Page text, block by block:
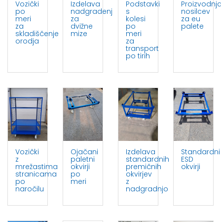
Vozički
po
meri
za
skladiščenje
orodja
Izdelava
nadgradenj
za
dvižne
mize
Podstavki
s
kolesi
po
meri
za
transport
po tirih
nosilcev
za eu
palete
Vozički
z
mrežastima
stranicama
po
naročilu
Ojačani
paletni
okvirji
po
meri
Izdelava
standardnih
premičnih
okvirjev
z
nadgradnjo
Standardni
ESD
okvirji